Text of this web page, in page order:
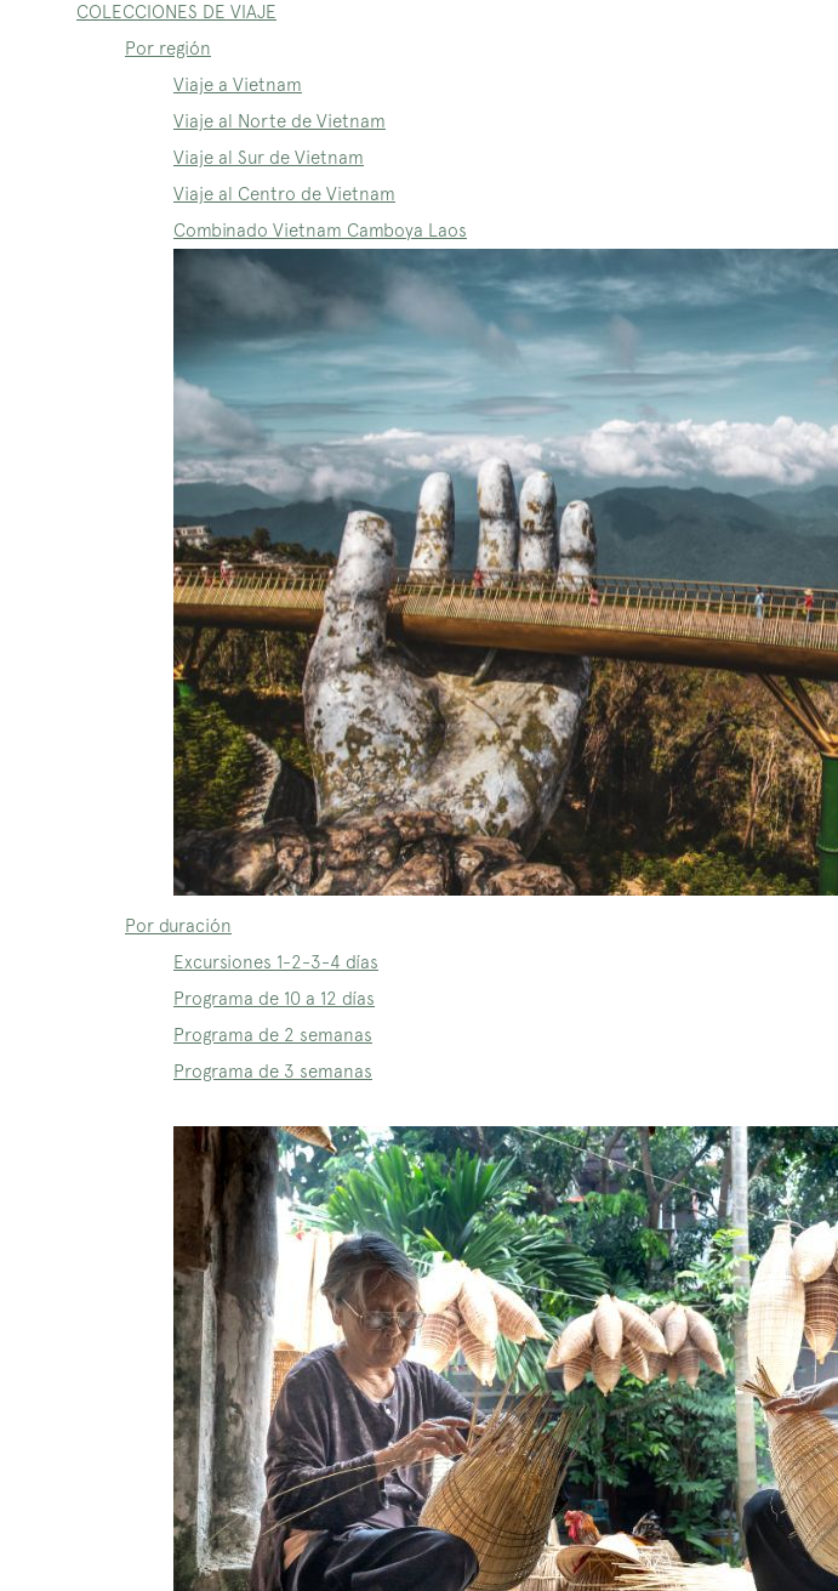
COLECCIONES DE VIAJE
Por región
Viaje a Vietnam
Viaje al Norte de Vietnam
Viaje al Sur de Vietnam
Viaje al Centro de Vietnam
Combinado Vietnam Camboya Laos
Por duración
Excursiones 1-2-3-4 días
Programa de 10 a 12 días
Programa de 2 semanas
Programa de 3 semanas